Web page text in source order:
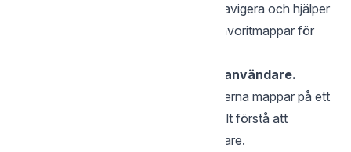
eller teammappar gör det enkelt att navigera och hjälper
användaren att stjärnmarkera sina Favoritmappar för
Skapa unika mappar för externa användare.
Om du märker alla gemensamma/externa mappar på ett
lämpligt sätt så kan användarna enkelt förstå att
innehållet delas med externa användare.